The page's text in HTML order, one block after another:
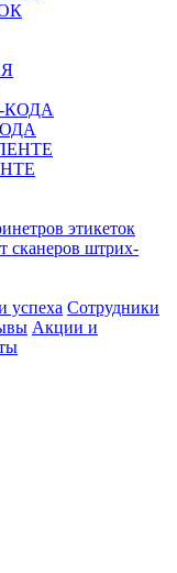
этикеток
сканеров штрих-
успеха Сотрудники
Акции и